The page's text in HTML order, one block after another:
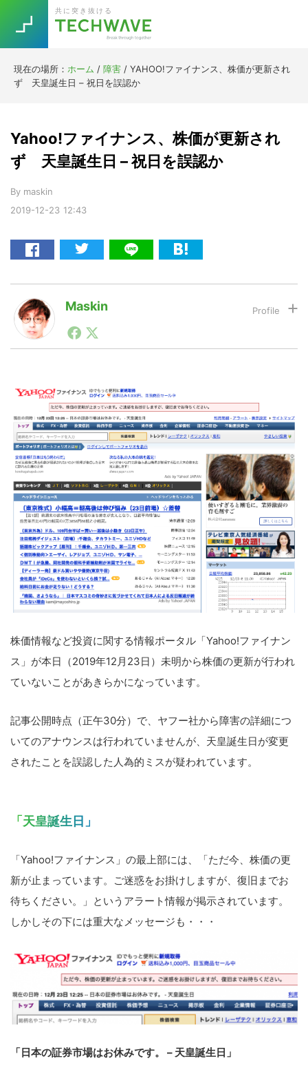
primary
navigation
main
content
primary
sidebar
footer
共に突き抜ける
現在の場所： ホーム / 障害 / YAHOO!ファイナンス、株価が更新され
ず 天皇誕生日 – 祝日を誤認か
2019-12-23 12:43
Yahoo!ファイナンス、株価が更新され
ず 天皇誕生日 – 祝日を誤認か
By maskin
Maskin
1990年代初頭から記者としてまた起業家としてITスタ
ートアップ業界のハードウェアからソフトウェアの事業
生から普及成長までを最前線で見てきた生き字引として
注目される。通信キャリアのニュースポータルの創業デ
スクとして数億PV事業に。世界最大IT系メディア（ス
ペイン）の元日本編集長、World Innovation Lab(WiL)
などを経て、現在、スタートアップ支援側の取り組みに
株価情報など投資に関する情報ポータル「Yahoo!ファイナン
ス」が本日（2019年12月23日）未明から株価の更新が行われ
ていないことがあきらかになっています。
記事公開時点（正午30分）で、ヤフー社から障害の詳細につ
いてのアナウンスは行われていませんが、天皇誕生日が変更
されたことを誤認した人為的ミスが疑われています。
「天皇誕生日」
「Yahoo!ファイナンス」の最上部には、「ただ今、株価の更
新が止まっています。ご迷惑をお掛けしますが、復旧までお
待ちください。」というアラート情報が掲示されています。
しかしその下には重大なメッセージも・・・
「日本の証券市場はお休みです。 – 天皇誕生日」
TOPICS
RE:LIFE
Re:Work
AI
Drone
VR/AR
[Startup]
[Voice Edition]
[YouTube]
投資家登録
特集
Block Data Bank
Trend 今話題の注目キーワード
5G Asana テレワーク